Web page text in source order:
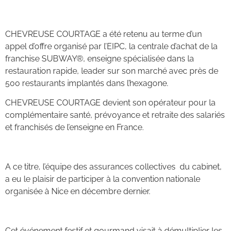
CHEVREUSE COURTAGE a été retenu au terme d’un
appel d’offre organisé par l’EIPC, la centrale d’achat de la
franchise SUBWAY®, enseigne spécialisée dans la
restauration rapide, leader sur son marché avec près de
500 restaurants implantés dans l’hexagone.
CHEVREUSE COURTAGE devient son opérateur pour la
complémentaire santé, prévoyance et retraite des salariés
et franchisés de l’enseigne en France.
A ce titre, l’équipe des assurances collectives du cabinet,
a eu le plaisir de participer à la convention nationale
organisée à Nice en décembre dernier.